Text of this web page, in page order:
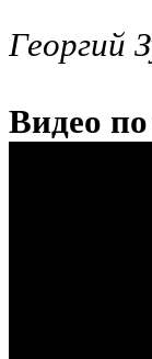
Георгий
Видео